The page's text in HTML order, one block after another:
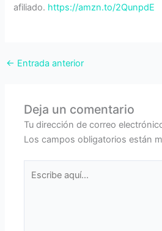
afiliado. https://amzn.to/2QunpdE
← Entrada anterior
Deja un comentario
Tu dirección de correo
Los campos obligatorios están
aquí...